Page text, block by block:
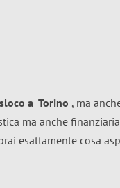
a Torino , ma
ma anche
esattamente cosa